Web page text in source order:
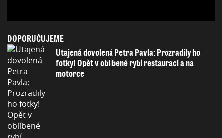
DOPORUČUJEME
Utajená dovolená Petra Pavla: Prozradily ho
fotky! Opět v oblíbené rybí restauraci a na
motorce